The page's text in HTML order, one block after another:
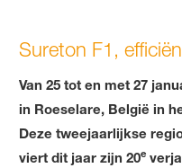
Sureton F1,
Van 25 tot en met 27
in Roeselare, België in
Deze tweejaarlijkse
viert dit jaar zijn 20e